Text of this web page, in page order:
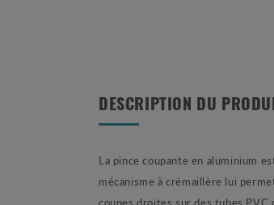
DESCRIPTION DU
La pince coupante en aluminium
mécanisme à crémaillère lui
coupes droites sur des tubes PVC